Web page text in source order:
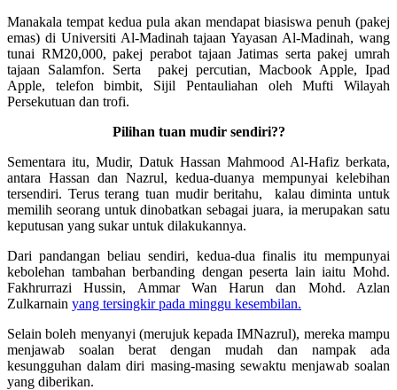
Manakala tempat kedua pula akan mendapat biasiswa penuh (pakej
emas) di Universiti Al-Madinah tajaan Yayasan Al-Madinah, wang
tunai RM20,000, pakej perabot tajaan Jatimas serta pakej umrah
tajaan Salamfon. Serta pakej percutian, Macbook Apple, Ipad
Apple, telefon bimbit, Sijil Pentauliahan oleh Mufti Wilayah
Persekutuan dan trofi.
Pilihan tuan mudir sendiri??
Sementara itu, Mudir, Datuk Hassan Mahmood Al-Hafiz berkata,
antara Hassan dan Nazrul, kedua-duanya mempunyai kelebihan
tersendiri. Terus terang tuan mudir beritahu, kalau diminta untuk
memilih seorang untuk dinobatkan sebagai juara, ia merupakan satu
keputusan yang sukar untuk dilakukannya.
Dari pandangan beliau sendiri, kedua-dua finalis itu mempunyai
kebolehan tambahan berbanding dengan peserta lain iaitu Mohd.
Fakhrurrazi Hussin, Ammar Wan Harun dan Mohd. Azlan
Zulkarnain yang tersingkir pada minggu kesembilan.
Selain boleh menyanyi (merujuk kepada IMNazrul), mereka mampu
menjawab soalan berat dengan mudah dan nampak ada
kesungguhan dalam diri masing-masing sewaktu menjawab soalan
yang diberikan.